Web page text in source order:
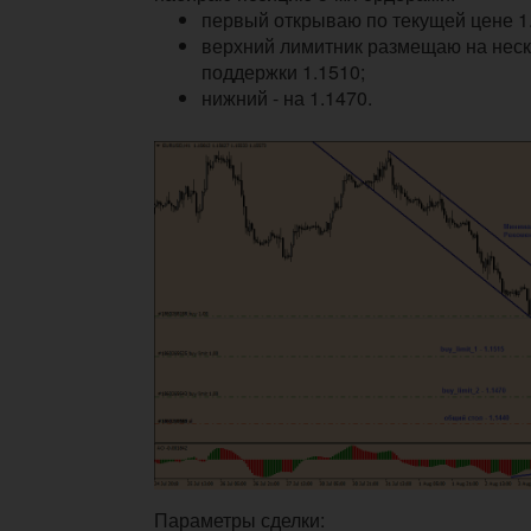
первый открываю по текущей цене
верхний лимитник размещаю на
поддержки 1.1510;
нижний - на 1.1470.
Параметры сделки: